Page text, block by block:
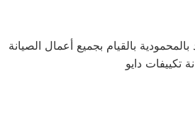
بالقيام بجميع أعمال الصيانة
تكييفات دايو